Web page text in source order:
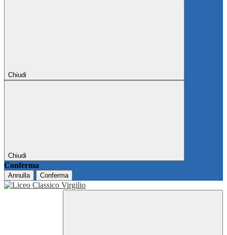
Chiudi
Chiudi
Conferma
Annulla Conferma